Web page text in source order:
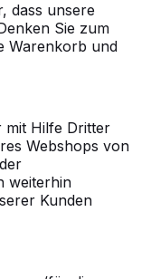
dass unsere
Sie zum
Warenkorb und
mit Hilfe Dritter
Webshops von
weiterhin
Kunden